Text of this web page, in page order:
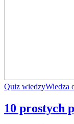
Quiz wiedzyWiedza
10 prostych